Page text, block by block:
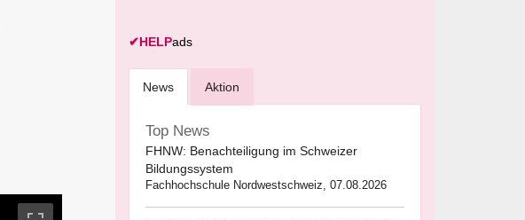
✔HELPads
News Aktion
Top News
FHNW: Benachteiligung im Schweizer
Bildungssystem
Fachhochschule Nordwestschweiz, 07.08.2026